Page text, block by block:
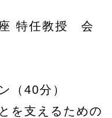
座 特任教授 会
（40分）
を支えるための